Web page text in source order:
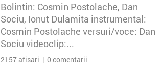
Bolintin: Cosmin Postolache, Dan
Sociu, Ionut Dulamita instrumental:
Cosmin Postolache versuri/voce: Dan
Sociu videoclip:...
2157 afisari | 0 comentarii